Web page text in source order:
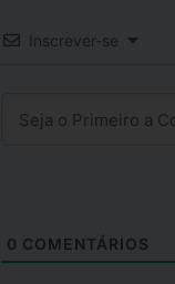
Inscrever-se
0 COMENTÁRIOS